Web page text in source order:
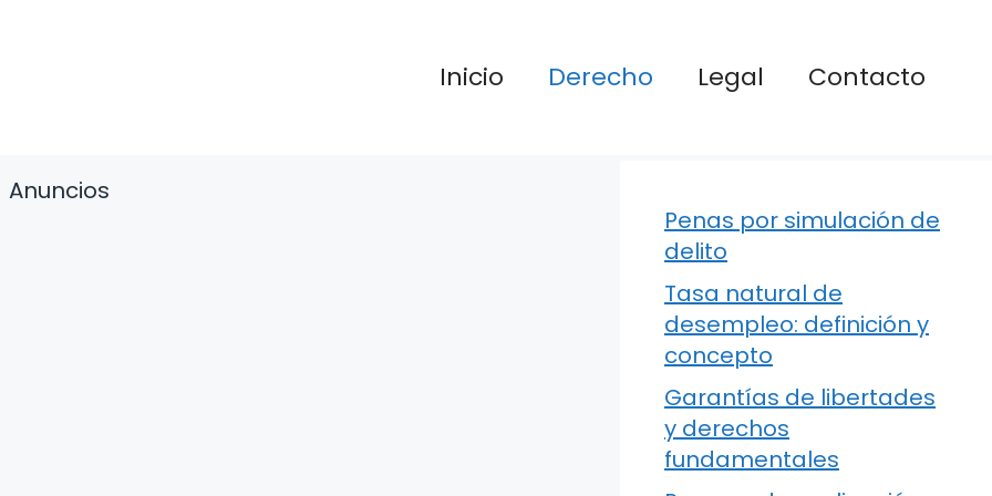
Inicio Derecho Legal Contacto
Anuncios
Penas por simulación de
delito
Tasa natural de
desempleo: definición y
concepto
Garantías de libertades
y derechos
fundamentales